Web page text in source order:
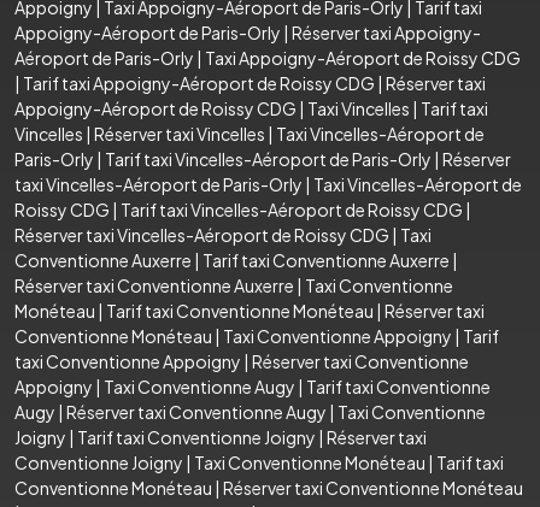
Appoigny | Taxi Appoigny-Aéroport de Paris-Orly | Tarif taxi
Appoigny-Aéroport de Paris-Orly | Réserver taxi Appoigny-
Aéroport de Paris-Orly | Taxi Appoigny-Aéroport de Roissy CDG
| Tarif taxi Appoigny-Aéroport de Roissy CDG | Réserver taxi
Appoigny-Aéroport de Roissy CDG | Taxi Vincelles | Tarif taxi
Vincelles | Réserver taxi Vincelles | Taxi Vincelles-Aéroport de
Paris-Orly | Tarif taxi Vincelles-Aéroport de Paris-Orly | Réserver
taxi Vincelles-Aéroport de Paris-Orly | Taxi Vincelles-Aéroport de
Roissy CDG | Tarif taxi Vincelles-Aéroport de Roissy CDG |
Réserver taxi Vincelles-Aéroport de Roissy CDG | Taxi
Conventionne Auxerre | Tarif taxi Conventionne Auxerre |
Réserver taxi Conventionne Auxerre | Taxi Conventionne
Monéteau | Tarif taxi Conventionne Monéteau | Réserver taxi
Conventionne Monéteau | Taxi Conventionne Appoigny | Tarif
taxi Conventionne Appoigny | Réserver taxi Conventionne
Appoigny | Taxi Conventionne Augy | Tarif taxi Conventionne
Augy | Réserver taxi Conventionne Augy | Taxi Conventionne
Joigny | Tarif taxi Conventionne Joigny | Réserver taxi
Conventionne Joigny | Taxi Conventionne Monéteau | Tarif taxi
Conventionne Monéteau | Réserver taxi Conventionne Monéteau